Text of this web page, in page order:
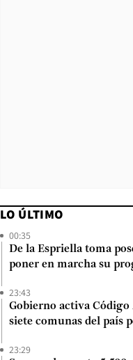
LO ÚLTIMO
00:35
De la Espriella toma
poner en marcha su
23:43
Gobierno activa
siete comunas del país
23:29